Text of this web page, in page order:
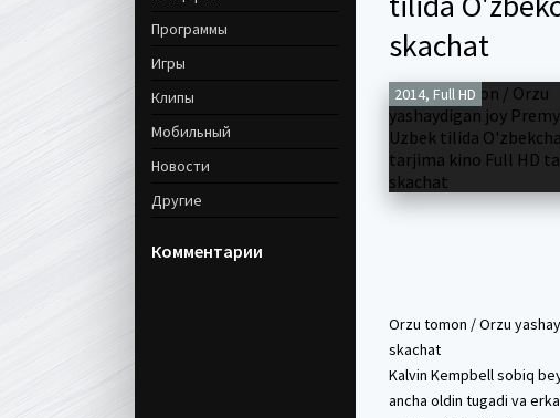
skachat
2014, Full HD
Orzu tomon / Orzu
skachat
Kalvin Kempbell sobiq
ancha oldin tugadi va
Программы
Игры
Клипы
Мобильный
Новости
Другие
Комментарии